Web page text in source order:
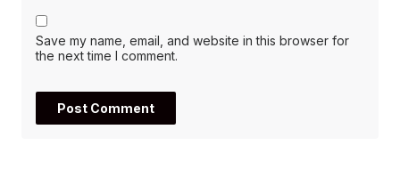
Save my name, email, and website in this browser for
the next time I comment.